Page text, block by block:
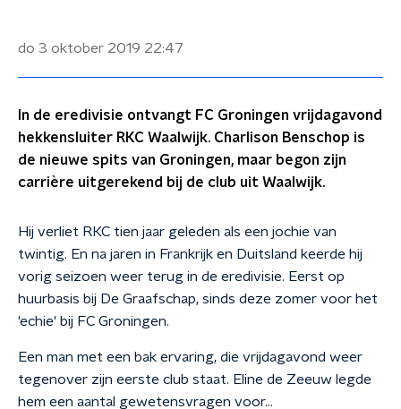
do 3 oktober 2019 22:47
In de eredivisie ontvangt FC Groningen vrijdagavond
hekkensluiter RKC Waalwijk. Charlison Benschop is
de nieuwe spits van Groningen, maar begon zijn
carrière uitgerekend bij de club uit Waalwijk.
Hij verliet RKC tien jaar geleden als een jochie van
twintig. En na jaren in Frankrijk en Duitsland keerde hij
vorig seizoen weer terug in de eredivisie. Eerst op
huurbasis bij De Graafschap, sinds deze zomer voor het
'echie' bij FC Groningen.
Een man met een bak ervaring, die vrijdagavond weer
tegenover zijn eerste club staat. Eline de Zeeuw legde
hem een aantal gewetensvragen voor...